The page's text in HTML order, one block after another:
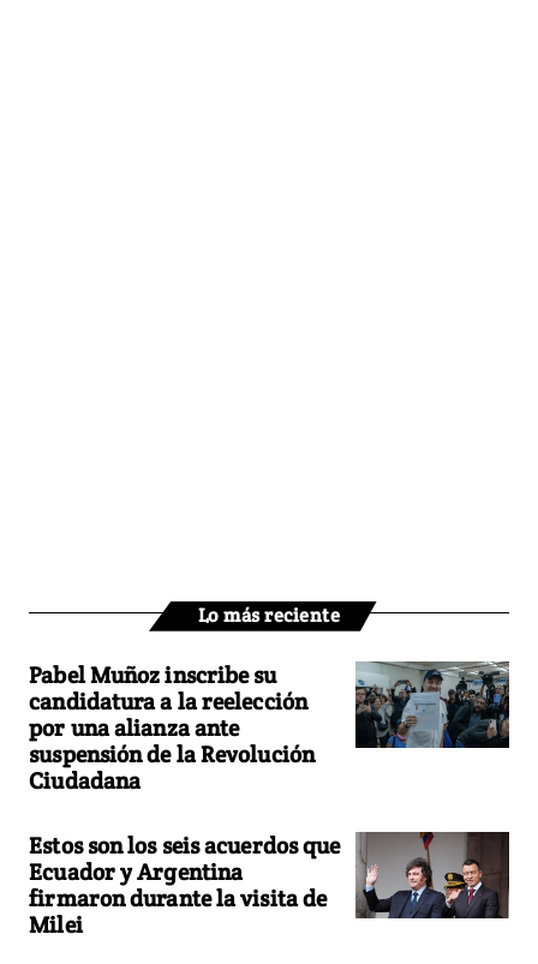
Lo más reciente
Pabel Muñoz inscribe su
candidatura a la reelección
por una alianza ante
suspensión de la Revolución
Ciudadana
Estos son los seis acuerdos que
Ecuador y Argentina
firmaron durante la visita de
Milei